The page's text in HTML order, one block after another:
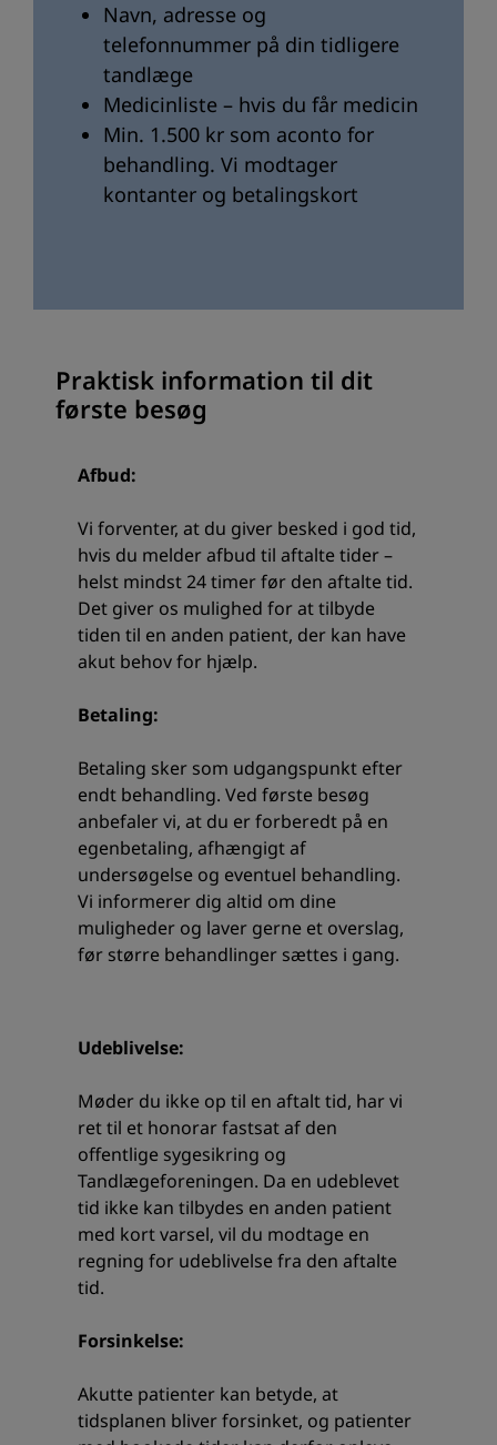
Navn, adresse og
telefonnummer på din tidligere
tandlæge
Medicinliste – hvis du får medicin
Min. 1.500 kr som aconto for
behandling. Vi modtager
kontanter og betalingskort
Praktisk information til dit
første besøg
Afbud:
Vi forventer, at du giver besked i god tid,
hvis du melder afbud til aftalte tider –
helst mindst 24 timer før den aftalte tid.
Det giver os mulighed for at tilbyde
tiden til en anden patient, der kan have
akut behov for hjælp.
Betaling:
Betaling sker som udgangspunkt efter
endt behandling. Ved første besøg
anbefaler vi, at du er forberedt på en
egenbetaling, afhængigt af
undersøgelse og eventuel behandling.
Vi informerer dig altid om dine
muligheder og laver gerne et overslag,
før større behandlinger sættes i gang.
Udeblivelse:
Møder du ikke op til en aftalt tid, har vi
ret til et honorar fastsat af den
offentlige sygesikring og
Tandlægeforeningen. Da en udeblevet
tid ikke kan tilbydes en anden patient
med kort varsel, vil du modtage en
regning for udeblivelse fra den aftalte
tid.
Forsinkelse:
Akutte patienter kan betyde, at
tidsplanen bliver forsinket, og patienter